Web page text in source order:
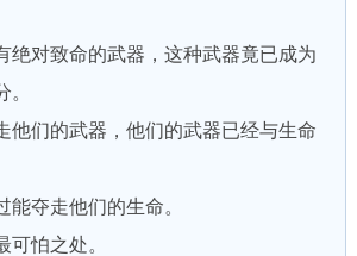
对致命的武器，这种武器竟已成为
们的武器，他们的武器已经与生命
夺走他们的生命。
怕之处。